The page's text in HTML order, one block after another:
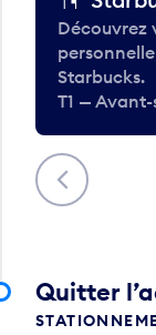
Précédent
Découvrez
Starbucks.
T1 —
Quitter